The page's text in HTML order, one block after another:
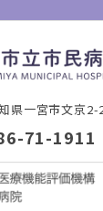
県一宮市文京2-
71-1911